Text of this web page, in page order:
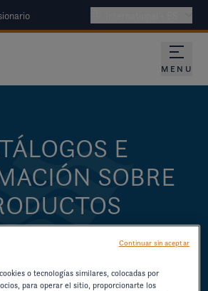
MENU
E
SOBRE
o tecnologías similares, colocadas por
para operar el sitio, proporcionarte los
Continuar sin aceptar